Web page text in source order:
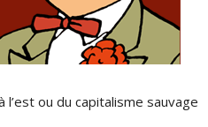
ou du capitalisme sauvage